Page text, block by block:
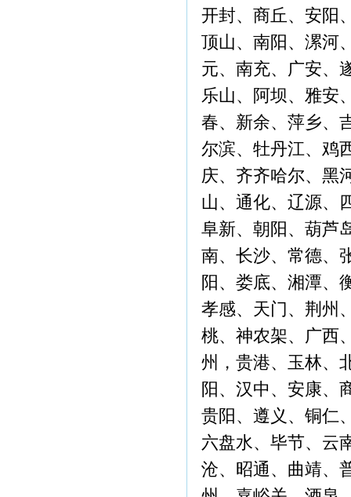
开封、商丘、安阳
顶山、南阳、漯河
元、南充、广安、
乐山、阿坝、雅安
春、新余、萍乡、
尔滨、牡丹江、鸡
庆、齐齐哈尔、黑
山、通化、辽源、
阜新、朝阳、葫芦
南、长沙、常德、
阳、娄底、湘潭、
孝感、天门、荆州
桃、神农架、广西
州，贵港、玉林、
阳、汉中、安康、
贵阳、遵义、铜仁
六盘水、毕节、云
沧、昭通、曲靖、